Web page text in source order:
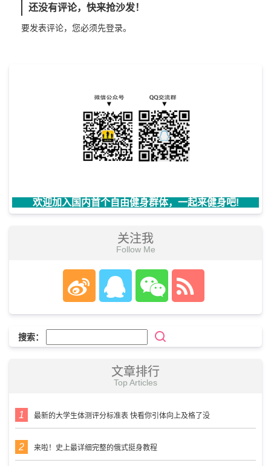
还没有评论，快来抢沙发！
要发表评论，您必须先登录。
欢迎加入国内首个自由健身群体，一起来健身吧!
关注我
Follow Me
搜索：
文章排行
Top Articles
最新的大学生体测评分标准表 快看你引体向上及格了没
来啦！史上最详细完整的俄式挺身教程